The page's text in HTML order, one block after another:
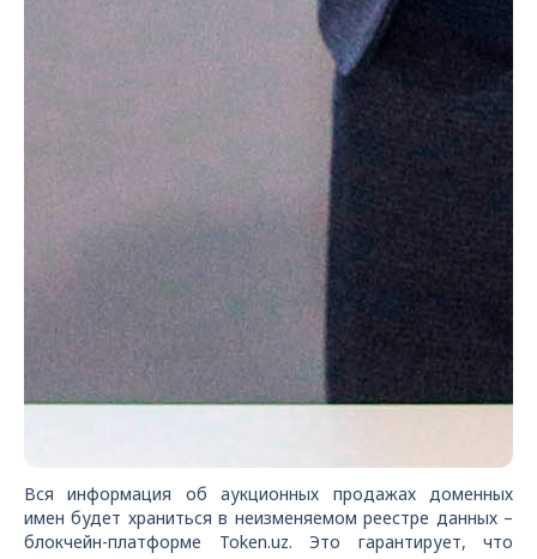
Вся информация об аукционных продажах доменных
имен будет храниться в неизменяемом реестре данных –
блокчейн-платформе Token.uz. Это гарантирует, что